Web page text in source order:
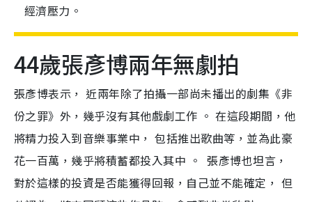
經濟壓力。
44歲張彥博兩年無劇拍
張彥博表示， 近兩年除了拍攝一部尚未播出的劇集《非
份之罪》外，幾乎沒有其他戲劇工作 。 在這段期間，他
將精力投入到音樂事業中， 包括推出歌曲等，並為此豪
花一百萬，幾乎將積蓄都投入其中 。 張彥博也坦言，
對於這樣的投資是否能獲得回報，自己並不能確定， 但